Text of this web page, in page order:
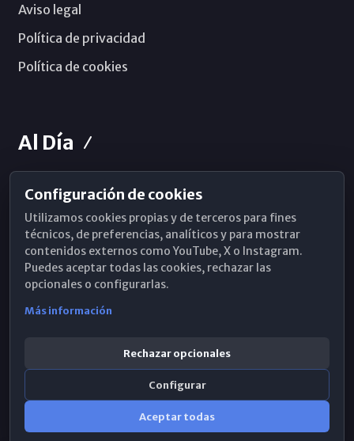
Aviso legal
Política de privacidad
Política de cookies
Al Día
Horarios de Misa
Hemeroteca
WhatsApp
Configuración de cookies
Utilizamos cookies propias y de terceros para fines
técnicos, de preferencias, analíticos y para mostrar
contenidos externos como YouTube, X o Instagram.
Puedes aceptar todas las cookies, rechazar las
opcionales o configurarlas.
Más información
Rechazar opcionales
Configurar
Aceptar todas